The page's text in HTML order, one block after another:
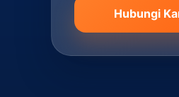
Hubungi